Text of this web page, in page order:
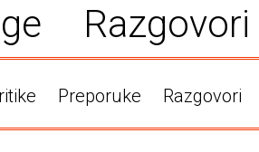
Razgovori
Preporuke Razgovori